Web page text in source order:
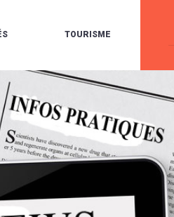
TOURISME
LA
VISITES
ET
DÉCOUVERTES
LES
RANDONNÉES
CAMPING
CAMPING-